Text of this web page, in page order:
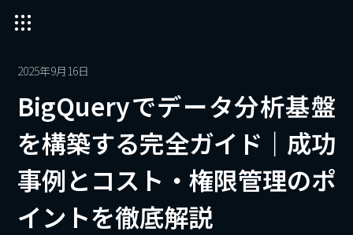
2025年9月16日
BigQueryでデータ分析基盤
を構築する完全ガイド｜成功
事例とコスト・権限管理のポ
イントを徹底解説